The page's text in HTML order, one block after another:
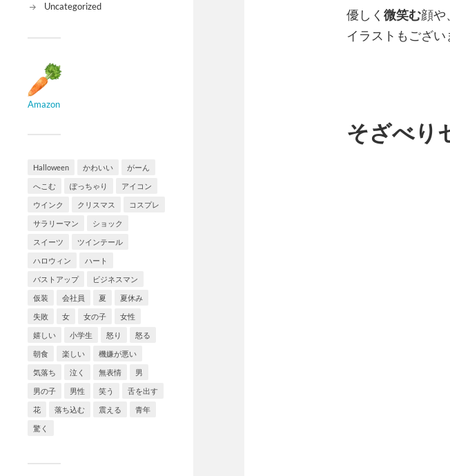
Uncategorized
Amazon
Halloween かわいい がーん
へこむ ぽっちゃり アイコン
ウインク クリスマス コスプレ
サラリーマン ショック
スイーツ ツインテール
ハロウィン ハート
バストアップ ビジネスマン
仮装 会社員 夏 夏休み
失敗 女 女の子 女性
嬉しい 小学生 怒り 怒る
朝食 楽しい 機嫌が悪い
気落ち 泣く 無表情 男
男の子 男性 笑う 舌を出す
花 落ち込む 震える 青年
驚く
優しく 微笑む顔や
イラストもござい
そざべり